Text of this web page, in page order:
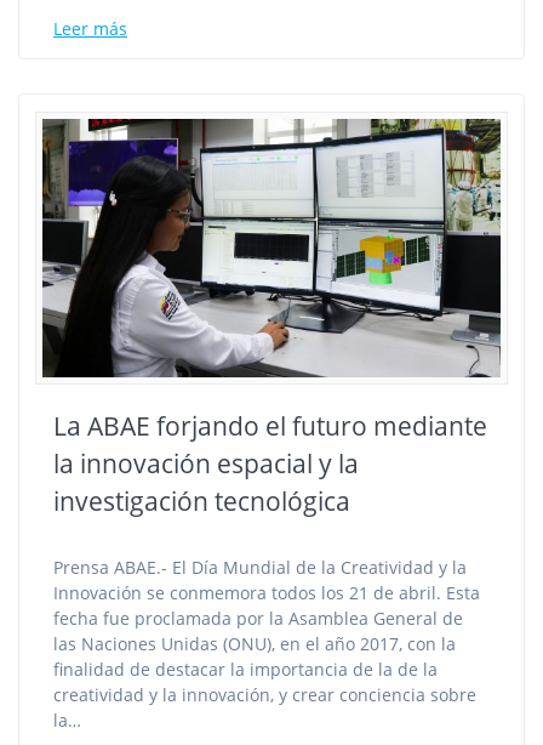
Leer más
La ABAE forjando el futuro mediante
la innovación espacial y la
investigación tecnológica
Prensa ABAE.- El Día Mundial de la Creatividad y la
Innovación se conmemora todos los 21 de abril. Esta
fecha fue proclamada por la Asamblea General de
las Naciones Unidas (ONU), en el año 2017, con la
finalidad de destacar la importancia de la de la
creatividad y la innovación, y crear conciencia sobre
la…